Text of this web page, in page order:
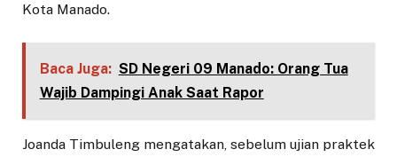
Kota Manado.
Baca Juga: SD Negeri 09 Manado: Orang Tua
Wajib Dampingi Anak Saat Rapor
Joanda Timbuleng mengatakan, sebelum ujian praktek